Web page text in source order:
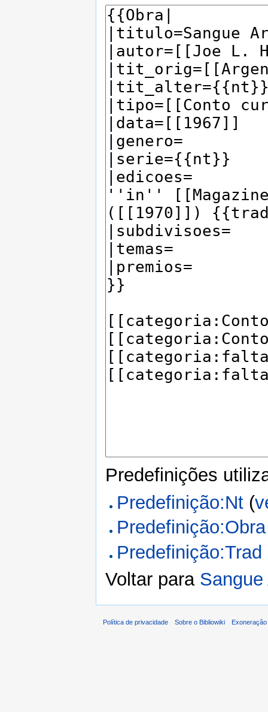
Predefinições
Predefinição:Nt (
Predefinição:Obra
Predefinição:Trad
Voltar para
Política de privacidade Sobre o Bibliowiki